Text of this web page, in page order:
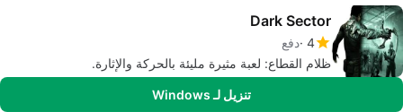
Dark Sector
4 دفع
ظلام القطاع: لعبة مثيرة مليئة بالحركة والإثارة.
تنزيل لـ Windows